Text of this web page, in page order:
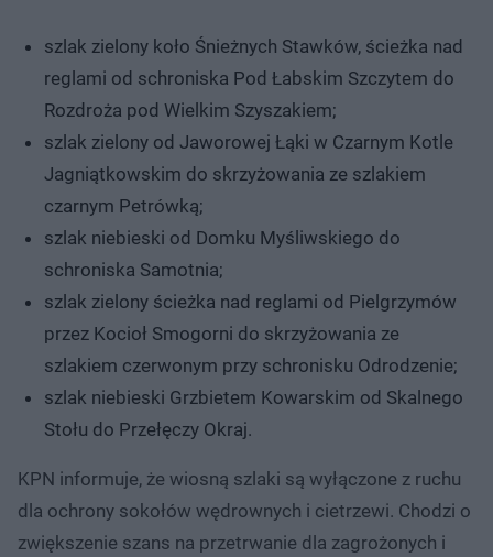
szlak zielony koło Śnieżnych Stawków, ścieżka nad
reglami od schroniska Pod Łabskim Szczytem do
Rozdroża pod Wielkim Szyszakiem;
szlak zielony od Jaworowej Łąki w Czarnym Kotle
Jagniątkowskim do skrzyżowania ze szlakiem
czarnym Petrówką;
szlak niebieski od Domku Myśliwskiego do
schroniska Samotnia;
szlak zielony ścieżka nad reglami od Pielgrzymów
przez Kocioł Smogorni do skrzyżowania ze
szlakiem czerwonym przy schronisku Odrodzenie;
szlak niebieski Grzbietem Kowarskim od Skalnego
Stołu do Przełęczy Okraj.
KPN informuje, że wiosną szlaki są wyłączone z ruchu
dla ochrony sokołów wędrownych i cietrzewi. Chodzi o
zwiększenie szans na przetrwanie dla zagrożonych i